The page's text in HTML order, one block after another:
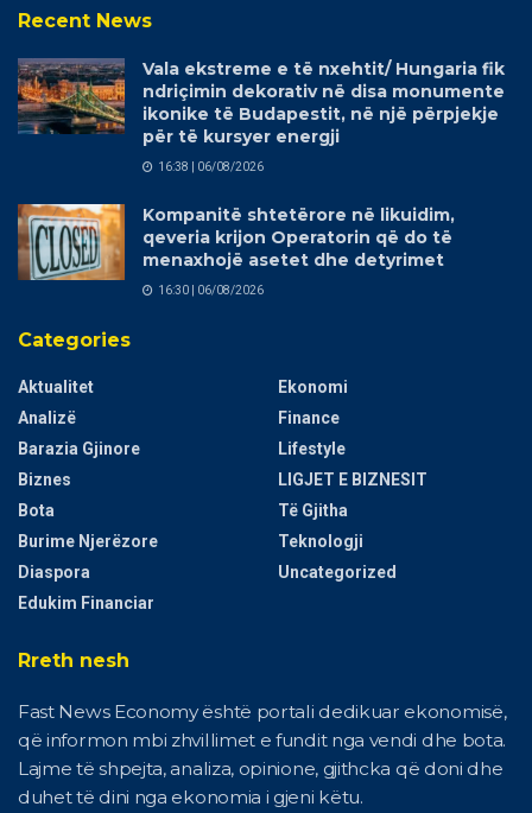
Recent News
Vala ekstreme e të nxehtit/ Hungaria fik
ndriçimin dekorativ në disa monumente
ikonike të Budapestit, në një përpjekje
për të kursyer energji
16:38 | 06/08/2026
Kompanitë shtetërore në likuidim,
qeveria krijon Operatorin që do të
menaxhojë asetet dhe detyrimet
16:30 | 06/08/2026
Categories
Aktualitet
Analizë
Barazia Gjinore
Biznes
Bota
Burime Njerëzore
Diaspora
Edukim Financiar
Ekonomi
Finance
Lifestyle
LIGJET E BIZNESIT
Të Gjitha
Teknologji
Uncategorized
Rreth nesh
Fast News Economy është portali dedikuar ekonomisë,
që informon mbi zhvillimet e fundit nga vendi dhe bota.
Lajme të shpejta, analiza, opinione, gjithcka që doni dhe
duhet të dini nga ekonomia i gjeni këtu.